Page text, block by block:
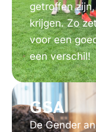
getroffen
krijgen. Zo
voor een
een verschil!
GSA
De Gender